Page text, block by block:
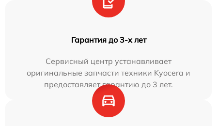
Гарантия до 3-х лет
Сервисный центр устанавливает
оригинальные запчасти техники Kyocera и
предоставляет гарантию до 3 лет.